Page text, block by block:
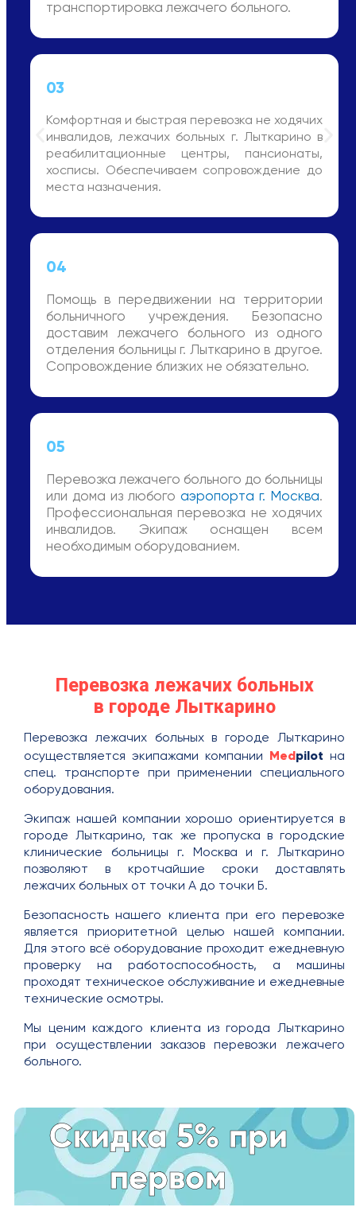
транспортировка лежачего больного.
03
Комфортная и быстрая перевозка не ходячих
инвалидов, лежачих больных г. Лыткарино в
реабилитационные центры, пансионаты,
хосписы. Обеспечиваем сопровождение до
места назначения.
04
Помощь в передвижении на территории
больничного учреждения. Безопасно
доставим лежачего больного из одного
отделения больницы г. Лыткарино в другое.
Сопровождение близких не обязательно.
05
Перевозка лежачего больного до больницы
или дома из любого аэропорта г. Москва.
Профессиональная перевозка не ходячих
инвалидов. Экипаж оснащен всем
необходимым оборудованием.
Перевозка лежачих больных
в городе Лыткарино
Перевозка лежачих больных в городе Лыткарино
осуществляется экипажами компании Medpilot на
спец. транспорте при применении специального
оборудования.
Экипаж нашей компании хорошо ориентируется в
городе Лыткарино, так же пропуска в городские
клинические больницы г. Москва и г. Лыткарино
позволяют в кротчайшие сроки доставлять
лежачих больных от точки А до точки Б.
Безопасность нашего клиента при его перевозке
является приоритетной целью нашей компании.
Для этого всё оборудование проходит ежедневную
проверку на работоспособность, а машины
проходят техническое обслуживание и ежедневные
технические осмотры.
Мы ценим каждого клиента из города Лыткарино
при осуществлении заказов перевозки лежачего
больного.
Скидка 5% при
первом